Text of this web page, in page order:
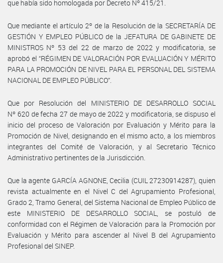
que había sido homologada por Decreto Nº 415/21.
Que mediante el artículo 2º de la Resolución de la SECRETARÍA DE
GESTIÓN Y EMPLEO PÚBLICO de la JEFATURA DE GABINETE DE
MINISTROS Nº 53 del 22 de marzo de 2022 y modificatoria, se
aprobó el “RÉGIMEN DE VALORACIÓN POR EVALUACIÓN Y MÉRITO
PARA LA PROMOCIÓN DE NIVEL PARA EL PERSONAL DEL SISTEMA
NACIONAL DE EMPLEO PÚBLICO”.
Que por Resolución del MINISTERIO DE DESARROLLO SOCIAL
Nº 620 de fecha 27 de mayo de 2022 y modificatoria, se dispuso el
inicio del proceso de Valoración por Evaluación y Mérito para la
Promoción de Nivel, designando en el mismo acto, a los miembros
integrantes del Comité de Valoración, y al Secretario Técnico
Administrativo pertinentes de la Jurisdicción.
Que la agente GARCÍA AGNONE, Cecilia (CUIL 27230914287), quien
revista actualmente en el Nivel C del Agrupamiento Profesional,
Grado 2, Tramo General, del Sistema Nacional de Empleo Público de
este MINISTERIO DE DESARROLLO SOCIAL, se postuló de
conformidad con el Régimen de Valoración para la Promoción por
Evaluación y Mérito para ascender al Nivel B del Agrupamiento
Profesional del SINEP.